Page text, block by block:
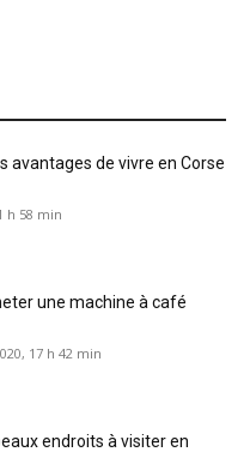
avantages de vivre en Corse
h 58 min
une machine à café
17 h 42 min
endroits à visiter en